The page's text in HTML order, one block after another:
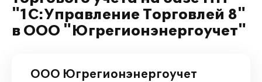
"1С:Управление Торговлей 8"
в ООО "Югрегионэнергоучет"
ООО Югрегионэнергоучет